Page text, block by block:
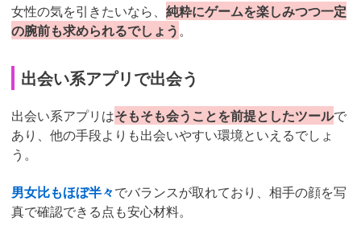
女性の気を引きたいなら、 純粋にゲームを楽しみつつ一定
の腕前も求められるでしょう 。
出会い系アプリで出会う
出会い系アプリはそもそも会うことを前提としたツールで
あり、他の手段よりも出会いやすい環境といえるでしょ
う。
男女比もほぼ半々でバランスが取れており、相手の顔を写
真で確認できる点も安心材料。